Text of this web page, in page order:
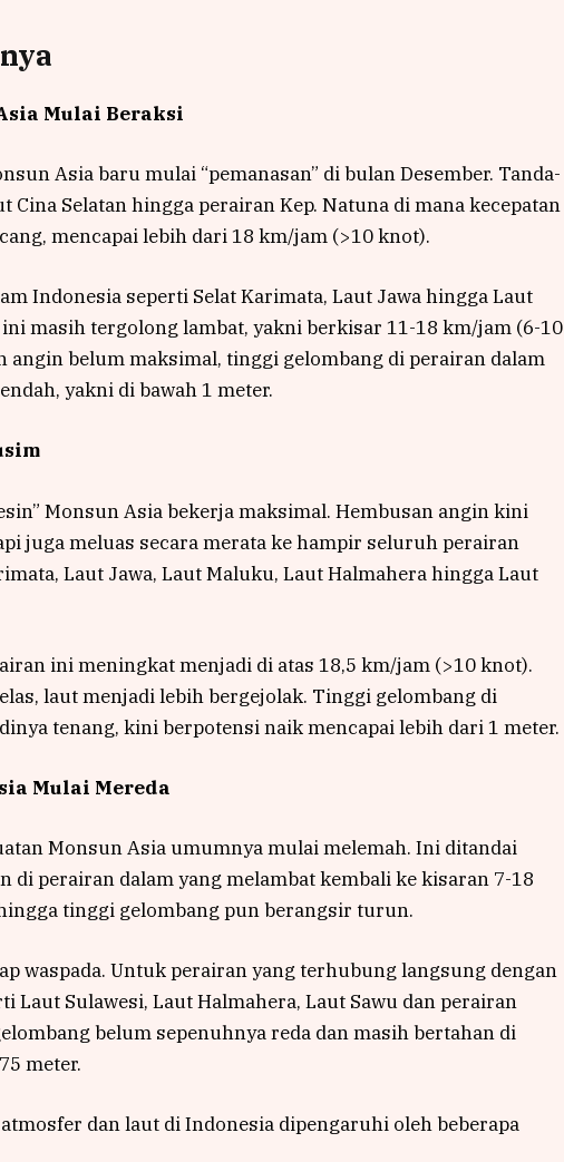
Mulai Beraksi
Asia baru mulai “pemanasan” di bulan Desember. Tanda-
Cina Selatan hingga perairan Kep. Natuna di mana kecepatan
mencapai lebih dari 18 km/jam (>10 knot).
Indonesia seperti Selat Karimata, Laut Jawa hingga Laut
masih tergolong lambat, yakni berkisar 11-18 km/jam (6-10
angin belum maksimal, tinggi gelombang di perairan dalam
yakni di bawah 1 meter.
Monsun Asia bekerja maksimal. Hembusan angin kini
juga meluas secara merata ke hampir seluruh perairan
Laut Jawa, Laut Maluku, Laut Halmahera hingga Laut
ini meningkat menjadi di atas 18,5 km/jam (>10 knot).
laut menjadi lebih bergejolak. Tinggi gelombang di
tenang, kini berpotensi naik mencapai lebih dari 1 meter.
Mulai Mereda
Monsun Asia umumnya mulai melemah. Ini ditandai
di perairan dalam yang melambat kembali ke kisaran 7-18
tinggi gelombang pun berangsir turun.
waspada. Untuk perairan yang terhubung langsung dengan
Laut Sulawesi, Laut Halmahera, Laut Sawu dan perairan
belum sepenuhnya reda dan masih bertahan di
meter.
dan laut di Indonesia dipengaruhi oleh beberapa